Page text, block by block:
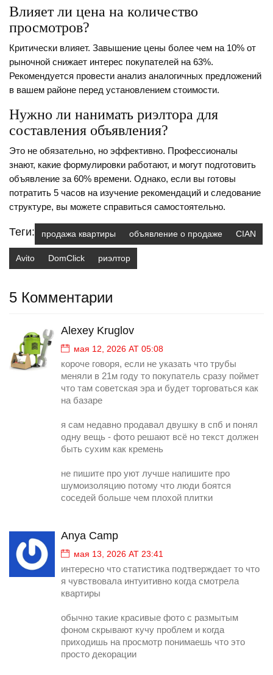
Влияет ли цена на количество
просмотров?
Критически влияет. Завышение цены более чем на 10% от
рыночной снижает интерес покупателей на 63%.
Рекомендуется провести анализ аналогичных предложений
в вашем районе перед установлением стоимости.
Нужно ли нанимать риэлтора для
составления объявления?
Это не обязательно, но эффективно. Профессионалы
знают, какие формулировки работают, и могут подготовить
объявление за 60% времени. Однако, если вы готовы
потратить 5 часов на изучение рекомендаций и следование
структуре, вы можете справиться самостоятельно.
Теги: продажа квартиры объявление о продаже CIAN
Avito DomClick риэлтор
5 Комментарии
Alexey Kruglov
мая 12, 2026 AT 05:08
короче говоря, если не указать что трубы
меняли в 21м году то покупатель сразу поймет
что там советская эра и будет торговаться как
на базаре
я сам недавно продавал двушку в спб и понял
одну вещь - фото решают всё но текст должен
быть сухим как кремень
не пишите про уют лучше напишите про
шумоизоляцию потому что люди боятся
соседей больше чем плохой плитки
Anya Camp
мая 13, 2026 AT 23:41
интересно что статистика подтверждает то что
я чувствовала интуитивно когда смотрела
квартиры
обычно такие красивые фото с размытым
фоном скрывают кучу проблем и когда
приходишь на просмотр понимаешь что это
просто декорации